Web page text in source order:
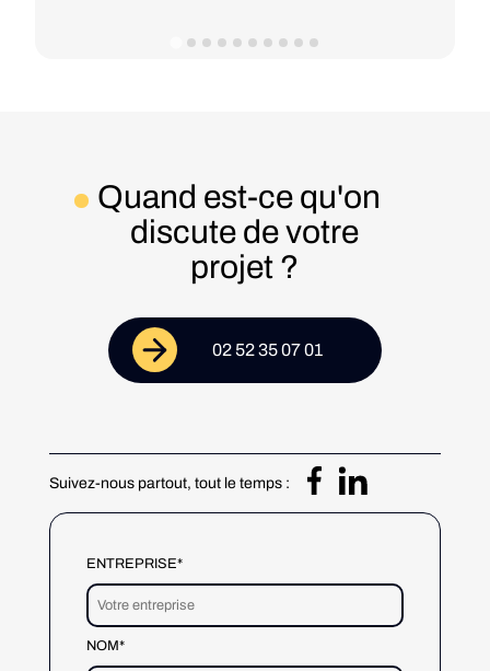
Quand est-ce qu'on
discute de votre
projet ?
02 52 35 07 01
Suivez-nous partout, tout le temps :
ENTREPRISE*
NOM*